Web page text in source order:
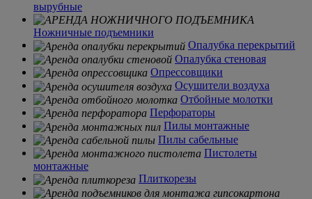
вырубные
Ножничные подъемники
Опалубка перекрытий
Опалубка стеновая
Опрессовщики
Осушители воздуха
Отбойные молотки
Перфораторы
Пилы монтажные
Пилы сабельные
Пистолеты
монтажные
Плиткорезы